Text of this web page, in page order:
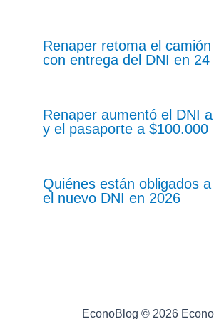
Renaper retoma el
con entrega del DNI en 24
Renaper aumentó el DNI
y el pasaporte a $100.000
Quiénes están obligados
el nuevo DNI en 2026
EconoBlog © 2026